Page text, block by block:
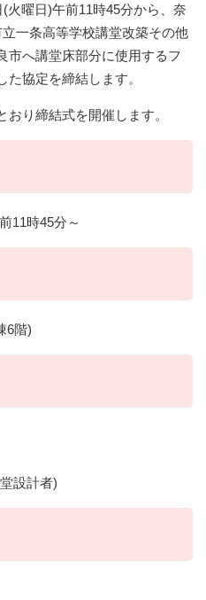
火曜日)午前11時45分から、奈
一条高等学校講堂改築その他
市へ講堂床部分に使用するフ
協定を締結します。
り締結式を開催します。
11時45分～
6階)
設計者)